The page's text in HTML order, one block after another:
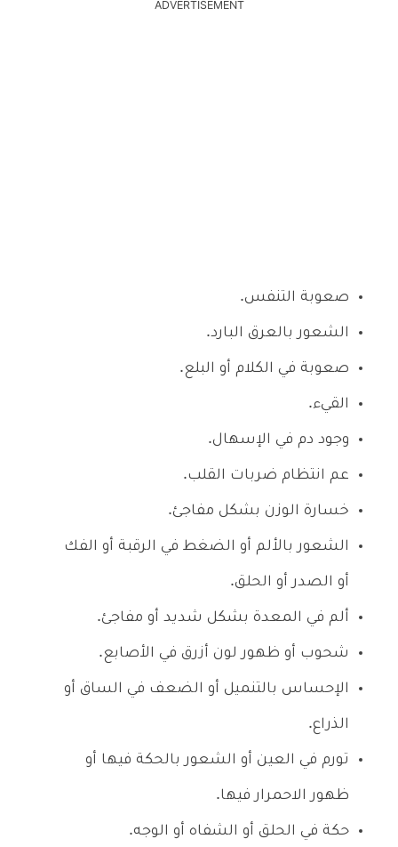
ADVERTISEMENT
صعوبة التنفس.
الشعور بالعرق البارد.
صعوبة في الكلام أو البلع.
القيء.
وجود دم في الإسهال.
عم انتظام ضربات القلب.
خسارة الوزن بشكل مفاجئ.
الشعور بالألم أو الضغط في الرقبة أو الفك
أو الصدر أو الحلق.
ألم في المعدة بشكل شديد أو مفاجئ.
شحوب أو ظهور لون أزرق في الأصابع.
الإحساس بالتنميل أو الضعف في الساق أو
الذراع.
تورم في العين أو الشعور بالحكة فيها أو
ظهور الاحمرار فيها.
حكة في الحلق أو الشفاه أو الوجه.